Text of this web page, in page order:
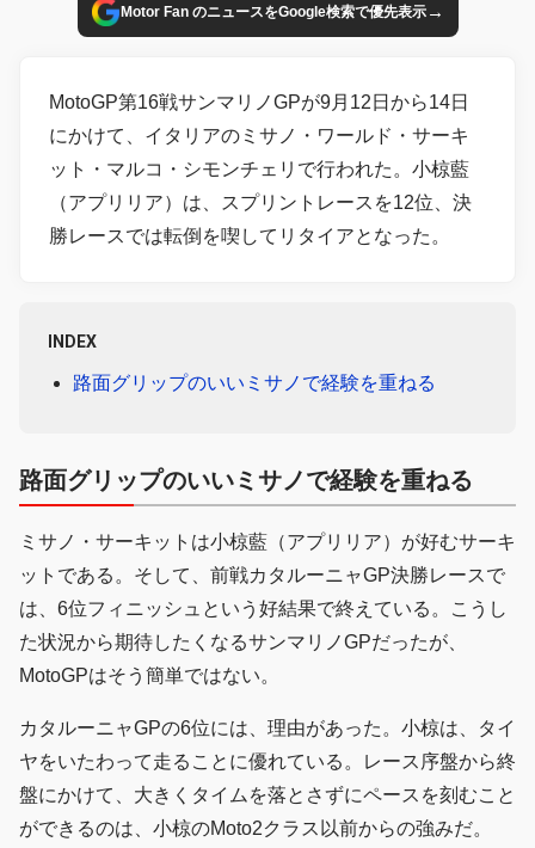
Motor Fan のニュースをGoogle検索で優先表示→
MotoGP第16戦サンマリノGPが9月12日から14日
にかけて、イタリアのミサノ・ワールド・サーキ
ット・マルコ・シモンチェリで行われた。小椋藍
（アプリリア）は、スプリントレースを12位、決
勝レースでは転倒を喫してリタイアとなった。
INDEX
路面グリップのいいミサノで経験を重ねる
路面グリップのいいミサノで経験を重ねる
ミサノ・サーキットは小椋藍（アプリリア）が好むサーキ
ットである。そして、前戦カタルーニャGP決勝レースで
は、6位フィニッシュという好結果で終えている。こうし
た状況から期待したくなるサンマリノGPだったが、
MotoGPはそう簡単ではない。
カタルーニャGPの6位には、理由があった。小椋は、タイ
ヤをいたわって走ることに優れている。レース序盤から終
盤にかけて、大きくタイムを落とさずにペースを刻むこと
ができるのは、小椋のMoto2クラス以前からの強みだ。